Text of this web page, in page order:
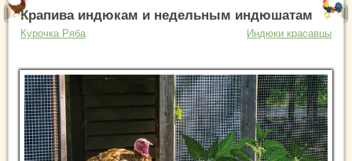
Крапива индюкам и недельным индюшатам
Курочка Ряба Индюки красавцы